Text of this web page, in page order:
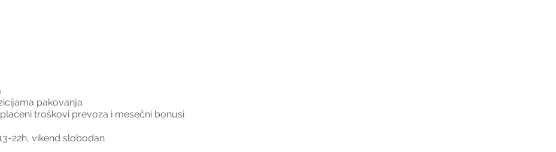
pakovanja
troškovi prevoza i mesečni bonusi
22h, vikend slobodan